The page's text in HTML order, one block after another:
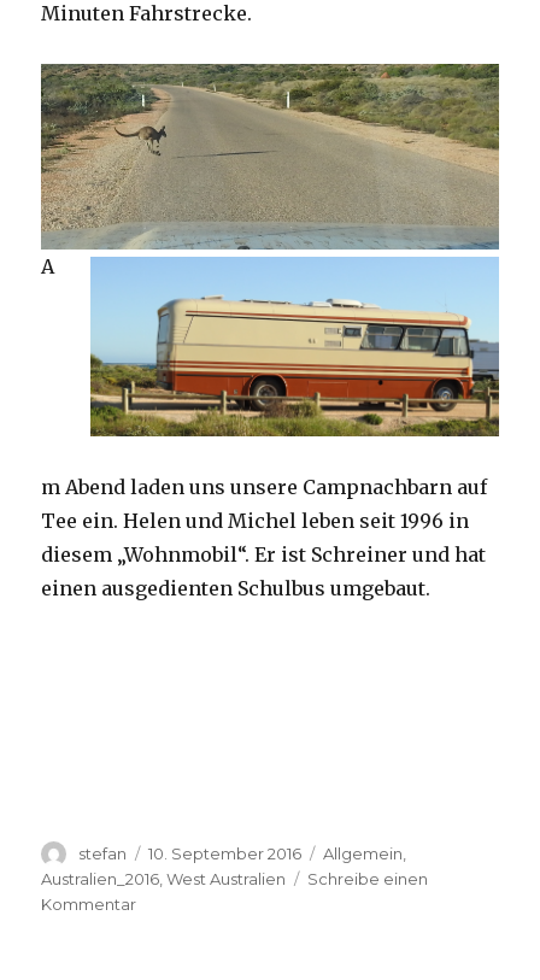
Minuten Fahrstrecke.
A
m Abend laden uns unsere Campnachbarn auf
Tee ein. Helen und Michel leben seit 1996 in
diesem „Wohnmobil“. Er ist Schreiner und hat
einen ausgedienten Schulbus umgebaut.
Autor
stefan
Veröffentlicht
am
10. September 2016 Kategorien
Allgemein
Australien_2016 ,West Australien
Schreibe einen
Kommentarzu